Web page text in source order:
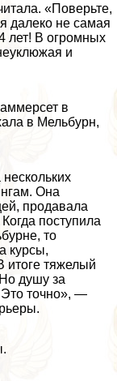
«Поверьте,
далеко не самая
лет! В огромных
и
в
в Мельбурн,
Она
продавала
поступила
то
курсы,
итоге тяжелый
душу за
Это точно», —